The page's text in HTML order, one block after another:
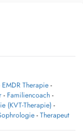
EMDR Therapie -
- Familiencoach -
(KVT-Therapie) -
- Therapeut